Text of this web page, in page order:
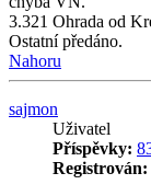
3.321 Ohrada od
Ostatní předáno.
Nahoru
sajmon
Uživatel
Příspěvky:
Registrován: